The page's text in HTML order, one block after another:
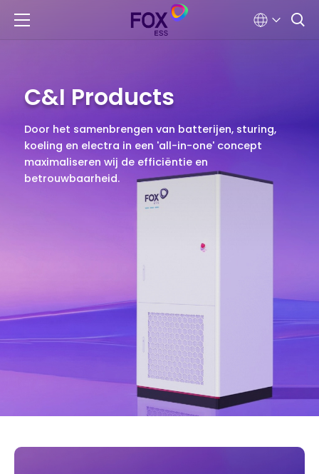
C&I Products
Door het samenbrengen van batterijen, sturing,
koeling en electra in een 'all-in-one' concept
maximaliseren wij de efficiëntie en
betrouwbaarheid.